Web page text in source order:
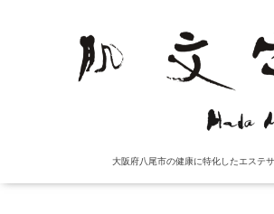
大阪府八尾市の健康に特化したエステ